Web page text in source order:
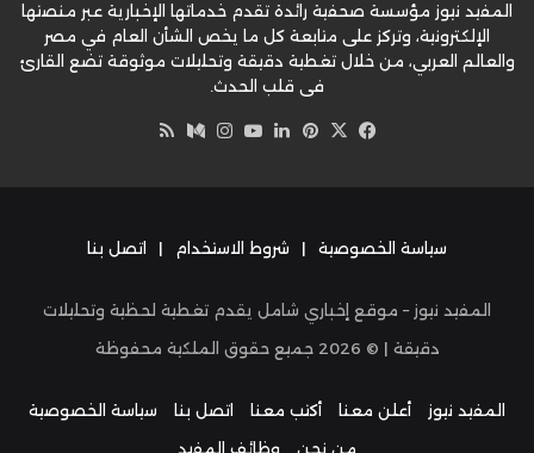
المفيد نيوز مؤسسة صحفية رائدة تقدم خدماتها الإخبارية عبر منصتها
الإلكترونية، وتركز على متابعة كل ما يخص الشأن العام في مصر
والعالم العربي، من خلال تغطية دقيقة وتحليلات موثوقة تضع القارئ
في قلب الحدث.
فيسبوك
‫X بينتيريست
لينكدإن‫YouTube
انستقرام
وسط
سياسة الخصوصية | شروط الاستخدام | اتصل بنا
المفيد نيوز – موقع إخباري شامل يقدم تغطية لحظية وتحليلات
دقيقة | © 2026 جميع حقوق الملكية محفوظة
المفيد نيوز أعلن معنا أكتب معنا اتصل بنا
سياسة الخصوصية
من نحن
وظائف المفيد